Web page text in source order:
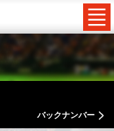
バックナンバー